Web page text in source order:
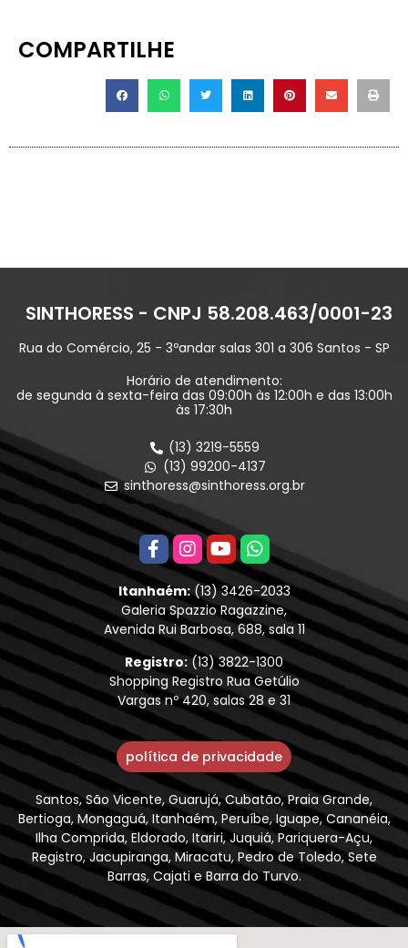
COMPARTILHE
SINTHORESS - CNPJ 58.208.463/0001-23
Rua do Comércio, 25 - 3ºandar salas 301 a 306 Santos - SP
Horário de atendimento:
de segunda à sexta-feira das 09:00h às 12:00h e das 13:00h
às 17:30h
(13) 3219-5559
(13) 99200-4137
sinthoress@sinthoress.org.br
Itanhaém:(13) 3426-2033
Galeria Spazzio Ragazzine,
Avenida Rui Barbosa, 688, sala 11
Registro:(13) 3822-1300
Shopping Registro Rua Getúlio
Vargas nº 420, salas 28 e 31
política de privacidade
Santos, São Vicente, Guarujá, Cubatão, Praia Grande,
Bertioga, Mongaguá, Itanhaém, Peruíbe, Iguape, Cananéia,
Ilha Comprida, Eldorado, Itariri, Juquiá, Pariquera-Açu,
Registro, Jacupiranga, Miracatu, Pedro de Toledo, Sete
Barras, Cajati e Barra do Turvo.